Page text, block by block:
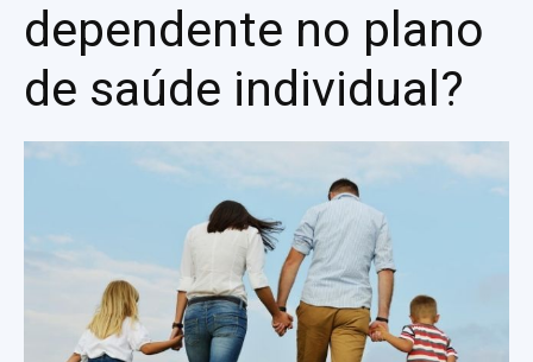
dependente no plano
de saúde individual?